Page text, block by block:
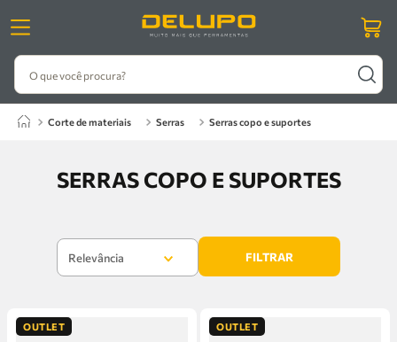
O que você procura?
corte de materiais serras serras copo e suportes
SERRAS COPO E SUPORTES
Relevância FILTRAR
OUTLET OUTLET